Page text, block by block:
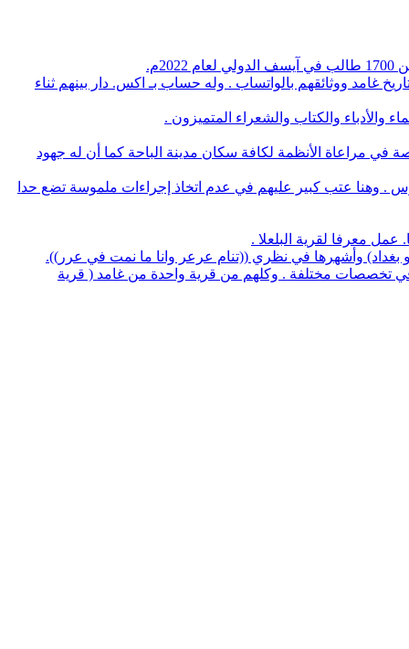
غامد ووثائقهم بالواتساب . وله حساب بـ اكس. دار بينهم ثناء
والكتاب والشعراء المتميزون .
في مراعاة الأنظمة لكافة سكان مدينة الباحة كما أن له جهود
. وهنا عتب كبير عليهم في عدم اتخاذ إجراءات ملموسة تضع حدا
بغداد) وأشهرها في نظري ((تنام عرعر وانا ما نمت في عرر)).
منهم 5 بروفسيور منهم 3 أطباء و32 يحملون الدكتوراه في عدة تخصصات وعدد 14 استشاري طب و32 طبيب في تخصصات مختلفة . وكلهم من قرية واحدة من غامد ( قرية